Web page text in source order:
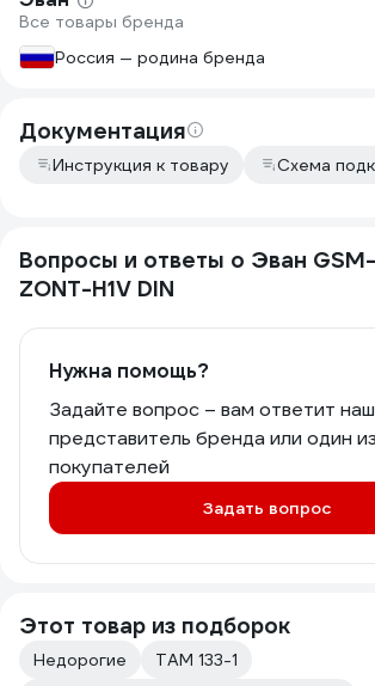
бывает в доме, но хочет держать всё
под контролем.
Все товары бренда
Россия — родина бренда
Документация
Инструкция к товару Схема
Вопросы и ответы о Эван
ZONT-H1V DIN
Нужна помощь?
Задайте вопрос – вам ответит
представитель бренда или один из
покупателей
Задать вопрос
Этот товар из подборок
Недорогие
ТАМ 133-1